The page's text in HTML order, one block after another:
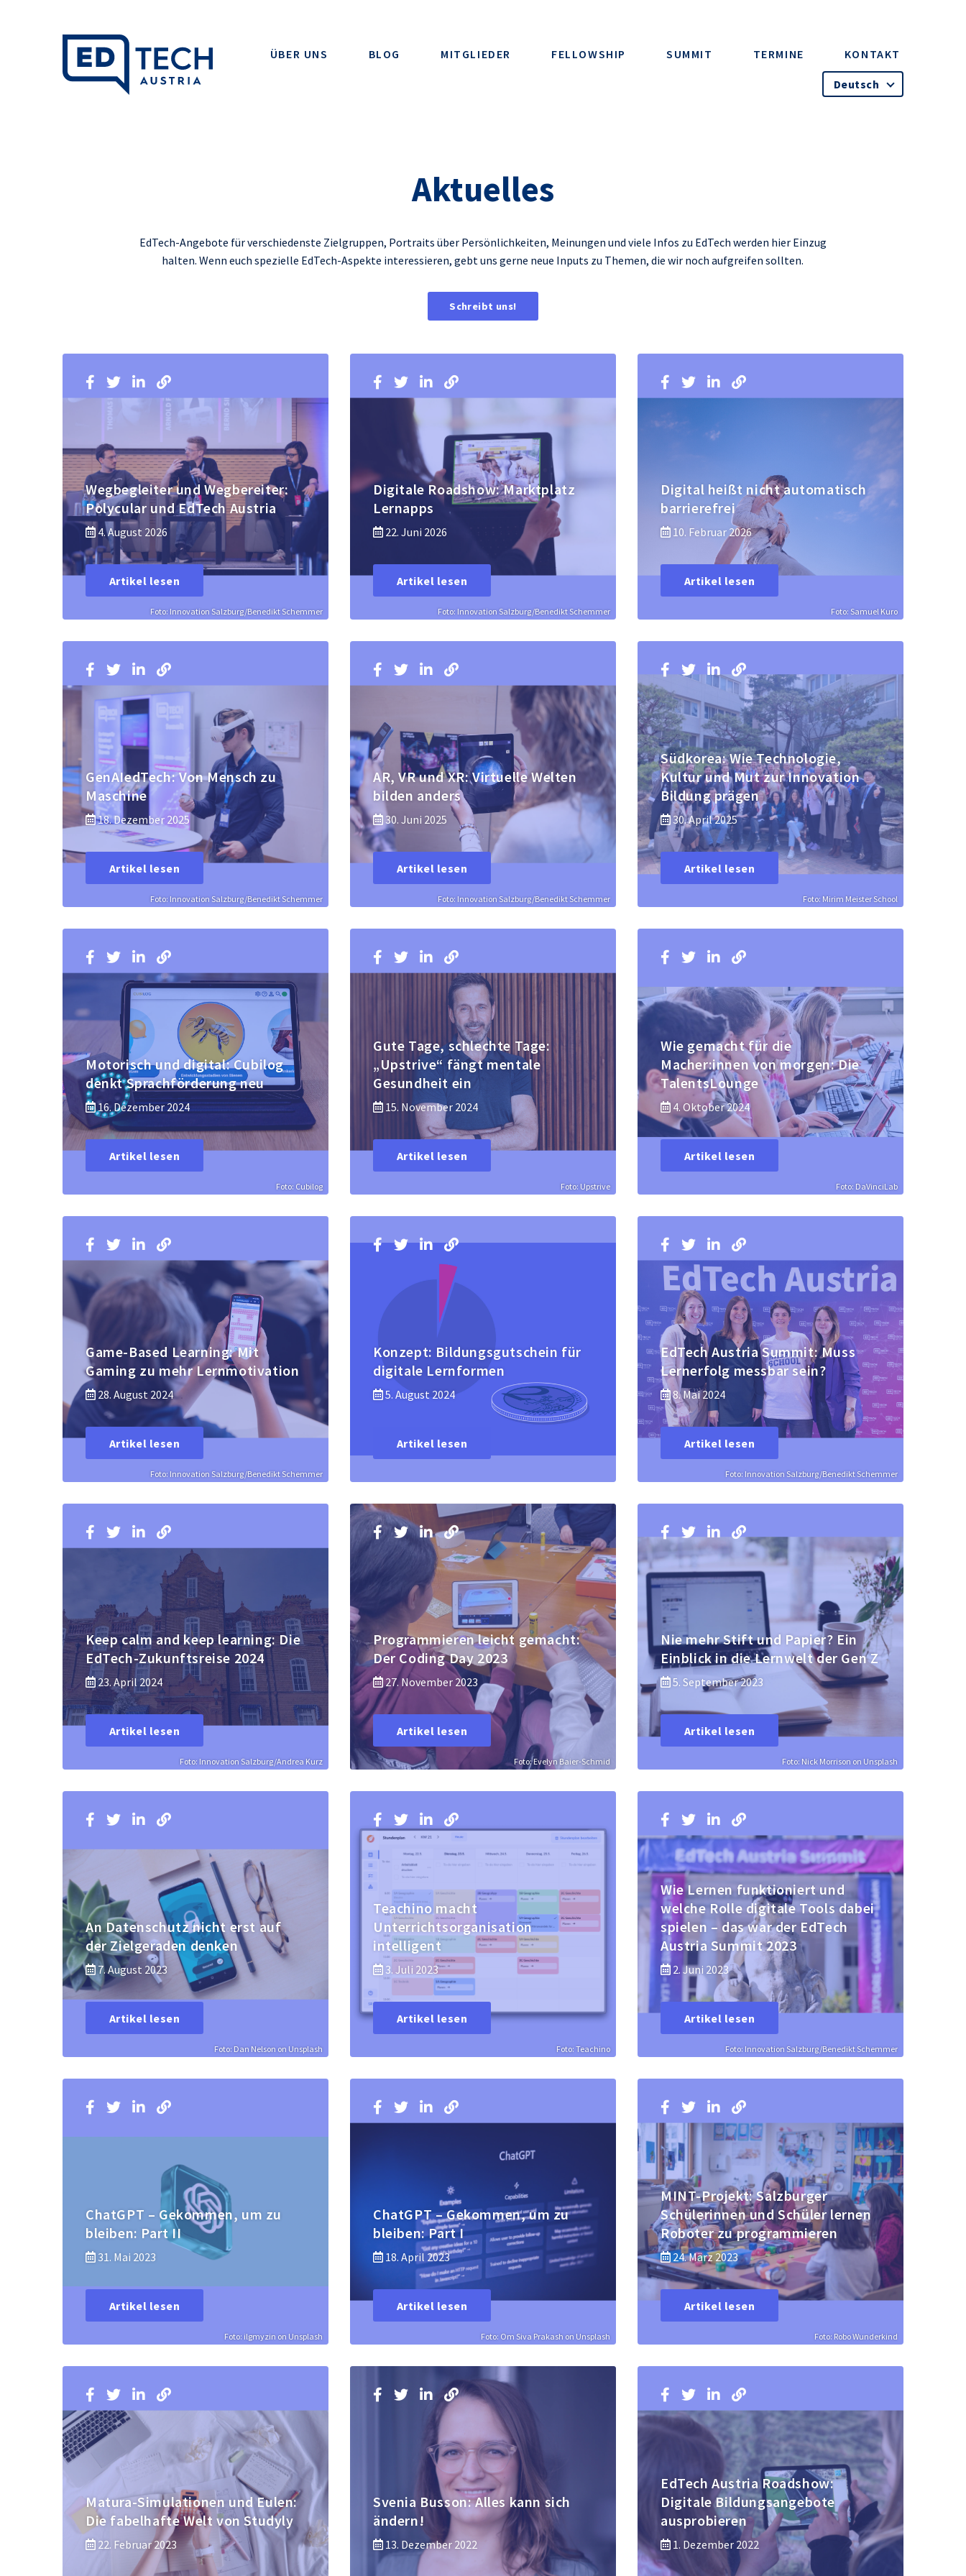
ÜBER UNS BLOG MITGLIEDER FELLOWSHIP SUMMIT TERMINE KONTAKT
Deutsch
Aktuelles
EdTech-Angebote für verschiedenste Zielgruppen, Portraits über Persönlichkeiten, Meinungen und viele Infos zu EdTech werden hier Einzug
halten. Wenn euch spezielle EdTech-Aspekte interessieren, gebt uns gerne neue Inputs zu Themen, die wir noch aufgreifen sollten.
Schreibt uns!
Foto: Innovation Salzburg/Benedikt Schemmer
Wegbegleiter und Wegbereiter:
Polycular und EdTech Austria
4. August 2026
Artikel lesen
Foto: Innovation Salzburg/Benedikt Schemmer
Digitale Roadshow: Marktplatz
Lernapps
22. Juni 2026
Artikel lesen
Foto: Samuel Kuro
Digital heißt nicht automatisch
barrierefrei
10. Februar 2026
Artikel lesen
Foto: Innovation Salzburg/Benedikt Schemmer
GenAIedTech: Von Mensch zu
Maschine
18. Dezember 2025
Artikel lesen
Foto: Innovation Salzburg/Benedikt Schemmer
AR, VR und XR: Virtuelle Welten
bilden anders
30. Juni 2025
Artikel lesen
Foto: Mirim Meister School
Südkorea: Wie Technologie,
Kultur und Mut zur Innovation
Bildung prägen
30. April 2025
Artikel lesen
Foto: Cubilog
Motorisch und digital: Cubilog
denkt Sprachförderung neu
16. Dezember 2024
Artikel lesen
Foto: Upstrive
Gute Tage, schlechte Tage:
„Upstrive“ fängt mentale
Gesundheit ein
15. November 2024
Artikel lesen
Foto: DaVinciLab
Wie gemacht für die
Macher:innen von morgen: Die
TalentsLounge
4. Oktober 2024
Artikel lesen
Foto: Innovation Salzburg/Benedikt Schemmer
Game-Based Learning: Mit
Gaming zu mehr Lernmotivation
28. August 2024
Artikel lesen
Konzept: Bildungsgutschein für
digitale Lernformen
5. August 2024
Artikel lesen
Foto: Innovation Salzburg/Benedikt Schemmer
EdTech Austria Summit: Muss
Lernerfolg messbar sein?
8. Mai 2024
Artikel lesen
Foto: Innovation Salzburg/Andrea Kurz
Keep calm and keep learning: Die
EdTech-Zukunftsreise 2024
23. April 2024
Artikel lesen
Foto: Evelyn Baier-Schmid
Programmieren leicht gemacht:
Der Coding Day 2023
27. November 2023
Artikel lesen
Foto: Nick Morrison on Unsplash
Nie mehr Stift und Papier? Ein
Einblick in die Lernwelt der Gen Z
5. September 2023
Artikel lesen
Foto: Dan Nelson on Unsplash
An Datenschutz nicht erst auf
der Zielgeraden denken
7. August 2023
Artikel lesen
Foto: Teachino
Teachino macht
Unterrichtsorganisation
intelligent
3. Juli 2023
Artikel lesen
Foto: Innovation Salzburg/Benedikt Schemmer
Wie Lernen funktioniert und
welche Rolle digitale Tools dabei
spielen – das war der EdTech
Austria Summit 2023
2. Juni 2023
Artikel lesen
Foto: ilgmyzin on Unsplash
ChatGPT – Gekommen, um zu
bleiben: Part II
31. Mai 2023
Artikel lesen
Foto: Om Siva Prakash on Unsplash
ChatGPT – Gekommen, um zu
bleiben: Part I
18. April 2023
Artikel lesen
Foto: Robo Wunderkind
MINT-Projekt: Salzburger
Schülerinnen und Schüler lernen
Roboter zu programmieren
24. März 2023
Artikel lesen
Matura-Simulationen und Eulen:
Die fabelhafte Welt von Studyly
22. Februar 2023
Svenia Busson: Alles kann sich
ändern!
13. Dezember 2022
EdTech Austria Roadshow:
Digitale Bildungsangebote
ausprobieren
1. Dezember 2022